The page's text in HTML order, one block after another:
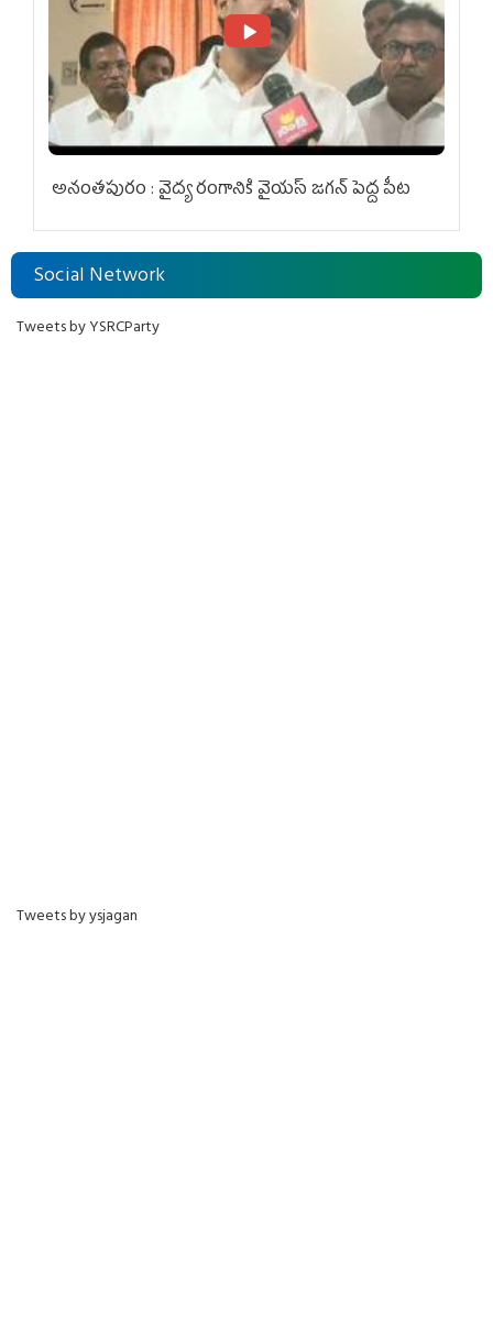
అనంతపురం : వైద్య రంగానికి వైయ‌స్ జ‌గ‌న్ పెద్ద పీట
Social Network
Tweets by YSRCParty
Tweets by ysjagan